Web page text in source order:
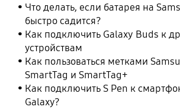
Что делать, если батарея на
быстро садится?
Как подключить Galaxy Buds к
устройствам
Как пользоваться метками
SmartTag и SmartTag+
Как подключить S Pen к
Galaxy?